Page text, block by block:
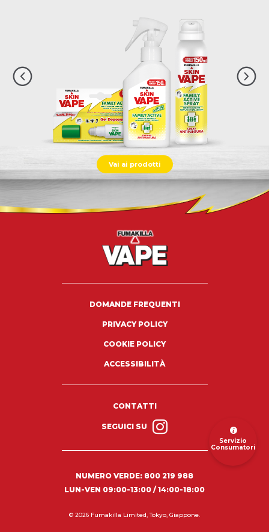
Servizio
Consumatori
Vai ai prodotti
DOMANDE FREQUENTI
PRIVACY POLICY
COOKIE POLICY
ACCESSIBILITÀ
CONTATTI
SEGUICI SU
NUMERO VERDE: 800 219 988
LUN-VEN 09:00-13:00 / 14:00-18:00
© 2026 Fumakilla Limited, Tokyo, Giappone.